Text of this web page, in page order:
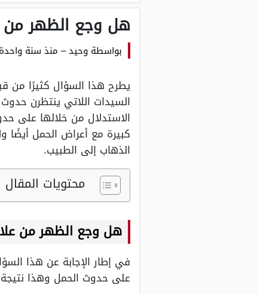
هل وجع الظهر من
بواسطة وحيد– منذ سنة واحدة
يطرح هذا السؤال كثيرًا من
السيدات اللاتي ينتظرن
الاستدلال من خلالها على
كبيرة مع أعراض الحمل
الذهاب إلى الطبيب.
محتويات المقال
هل وجع الظهر من
في إطار الإجابة عن هذا
على حدوث الحمل وهذا نتيجة